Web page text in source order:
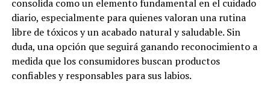
consolida como un elemento fundamental en el cuidado
diario, especialmente para quienes valoran una rutina
libre de tóxicos y un acabado natural y saludable. Sin
duda, una opción que seguirá ganando reconocimiento a
medida que los consumidores buscan productos
confiables y responsables para sus labios.